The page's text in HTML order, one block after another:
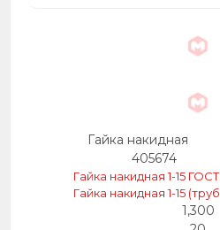
Гайка накидная
405674
Гайка накидная 1-15
Гайка накидная 1-15
1,300